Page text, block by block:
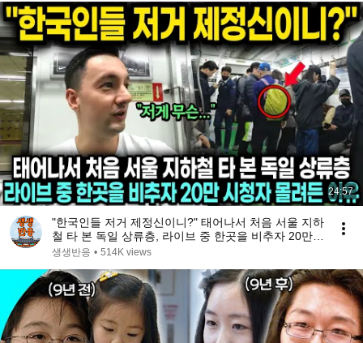
24:57
"한국인들 저거 제정신이니?" 태어나서 처음 서울 지하
철 타 본 독일 상류층, 라이브 중 한곳을 비추자 20만
시청자 몰려든 이유
생생반응 • 514K views